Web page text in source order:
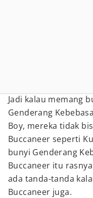
Jadi kalau memang
Genderang
Boy, mereka tidak
Buccaneer seperti
bunyi Genderang
Buccaneer itu
ada tanda-tanda
Buccaneer juga.